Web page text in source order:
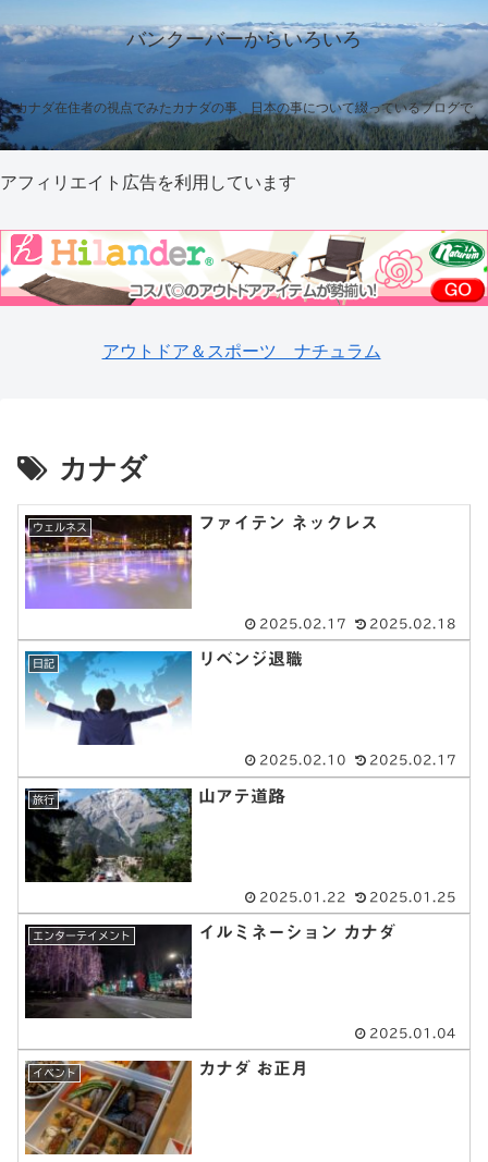
バンクーバーからいろいろ
カナダ在住者の視点でみたカナダの事、日本の事について綴っているブログで
す
アフィリエイト広告を利用しています
アウトドア＆スポーツ ナチュラム
カナダ
ウェルネス ファイテン ネックレス
2025.02.17 2025.02.18
日記 リベンジ退職
2025.02.10 2025.02.17
旅行 山アテ道路
2025.01.22 2025.01.25
エンターテイメント イルミネーション カナダ
2025.01.04
イベント カナダ お正月